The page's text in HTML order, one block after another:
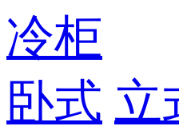
冷柜
卧式 立